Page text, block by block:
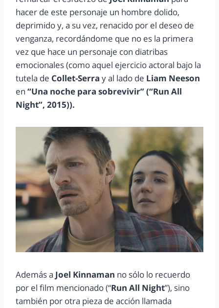
hacer de este personaje un hombre dolido,
deprimido y, a su vez, renacido por el deseo de
venganza, recordándome que no es la primera
vez que hace un personaje con diatribas
emocionales (como aquel ejercicio actoral bajo la
tutela de Collet-Serra y al lado de Liam Neeson
en “Una noche para sobrevivir” (“Run All
Night”, 2015)).
Además a Joel Kinnaman no sólo lo recuerdo
por el film mencionado (“Run All Night”), sino
también por otra pieza de acción llamada